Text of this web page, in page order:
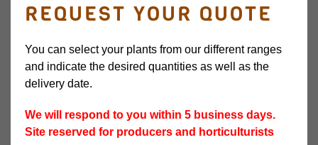
VARIÉTÉ SAISON
QUALITÉ GUSTATIVE
RÉSISTANCE DE LA PLANTE
AUX MALADIES
★★★
REQUEST YOUR QUOTE
You can select your plants from our different ranges
and indicate the desired quantities as well as the
delivery date.
We will respond to you within 5 business days.
Site reserved for producers and horticulturists